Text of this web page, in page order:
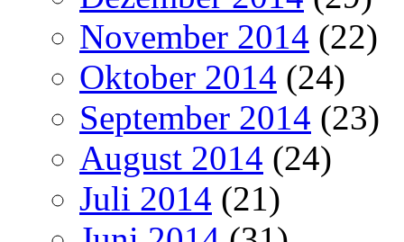
November 2014 (22)
Oktober 2014 (24)
September 2014 (23)
August 2014 (24)
Juli 2014 (21)